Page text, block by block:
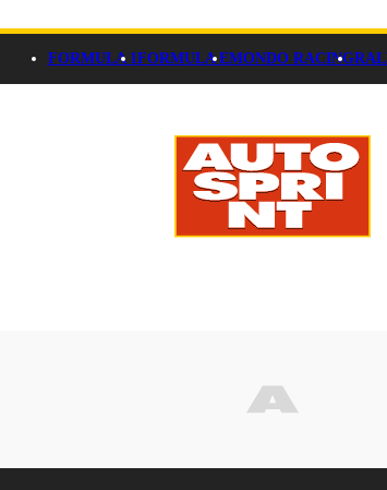
FORMULA 1FORMULA EMONDO RACING